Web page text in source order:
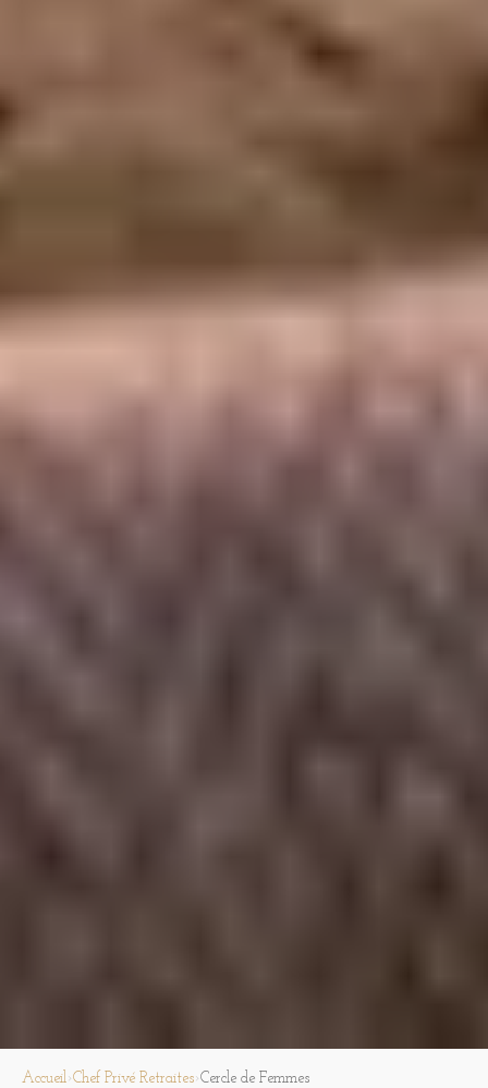
Accueil›Chef Privé Retraites›Cercle de Femmes